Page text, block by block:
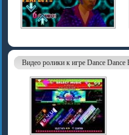
Видео ролики к игре Dance